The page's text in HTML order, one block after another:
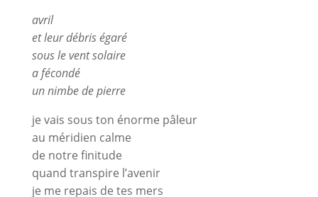
avril
et leur débris égaré
sous le vent solaire
a fécondé
un nimbe de pierre
je vais sous ton énorme pâleur
au méridien calme
de notre finitude
quand transpire l’avenir
je me repais de tes mers